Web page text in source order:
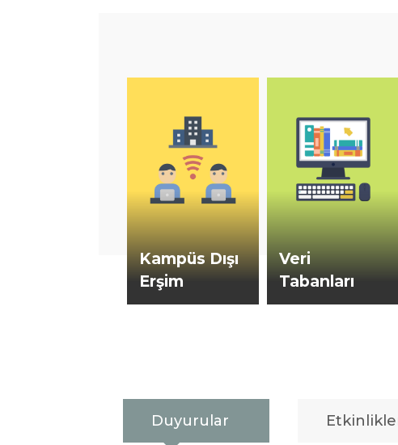
Kampüs Dışı
Erşim
Veri
Tabanları
Duyurular